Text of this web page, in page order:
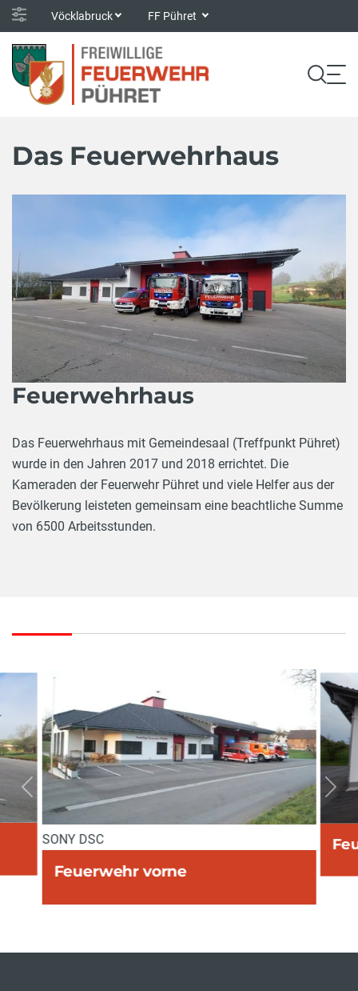
Vöcklabruck FF Pühret
Das Feuerwehrhaus
Feuerwehrhaus
Das Feuerwehrhaus mit Gemeindesaal (Treffpunkt Pühret)
wurde in den Jahren 2017 und 2018 errichtet. Die
Kameraden der Feuerwehr Pühret und viele Helfer aus der
Bevölkerung leisteten gemeinsam eine beachtliche Summe
von 6500 Arbeitsstunden.
SONY DSC
Feuerwehr vorne
vorherige